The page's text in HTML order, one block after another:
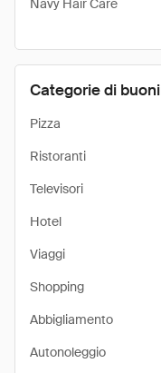
Navy Hair Care
Categorie di buoni
Pizza
Ristoranti
Televisori
Hotel
Viaggi
Shopping
Abbigliamento
Autonoleggio